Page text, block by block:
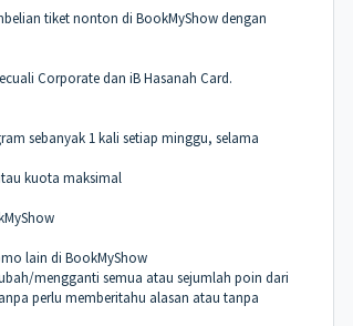
tiket nonton di BookMyShow dengan
Corporate dan iB Hasanah Card.
sebanyak 1 kali setiap minggu, selama
kuota maksimal
lain di BookMyShow
mengganti semua atau sejumlah poin dari
perlu memberitahu alasan atau tanpa